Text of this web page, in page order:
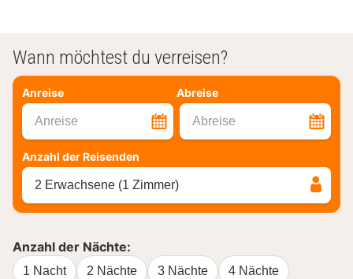
Wann möchtest du verreisen?
Anreise Abreise
Anreise Abreise
Anzahl der Reisenden
2 Erwachsene (1 Zimmer)
Anzahl der Nächte:
1 Nacht 2 Nächte 3 Nächte 4 Nächte